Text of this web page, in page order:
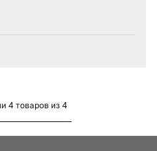
4 товаров из 4